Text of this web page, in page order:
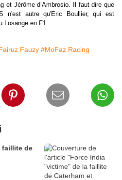
et Jérôme d’Ambrosio. Il faut dire que
n'est autre qu'Eric Boullier, qui est
Losange en F1.
Fauzy #MoFaz Racing
faillite de